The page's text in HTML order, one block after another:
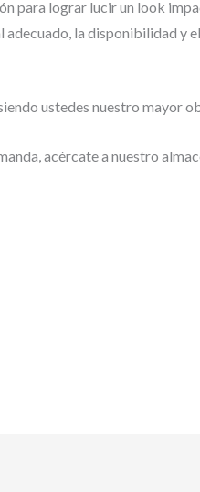
para lograr lucir un look
adecuado, la disponibilidad y el
ustedes nuestro mayor
acércate a nuestro